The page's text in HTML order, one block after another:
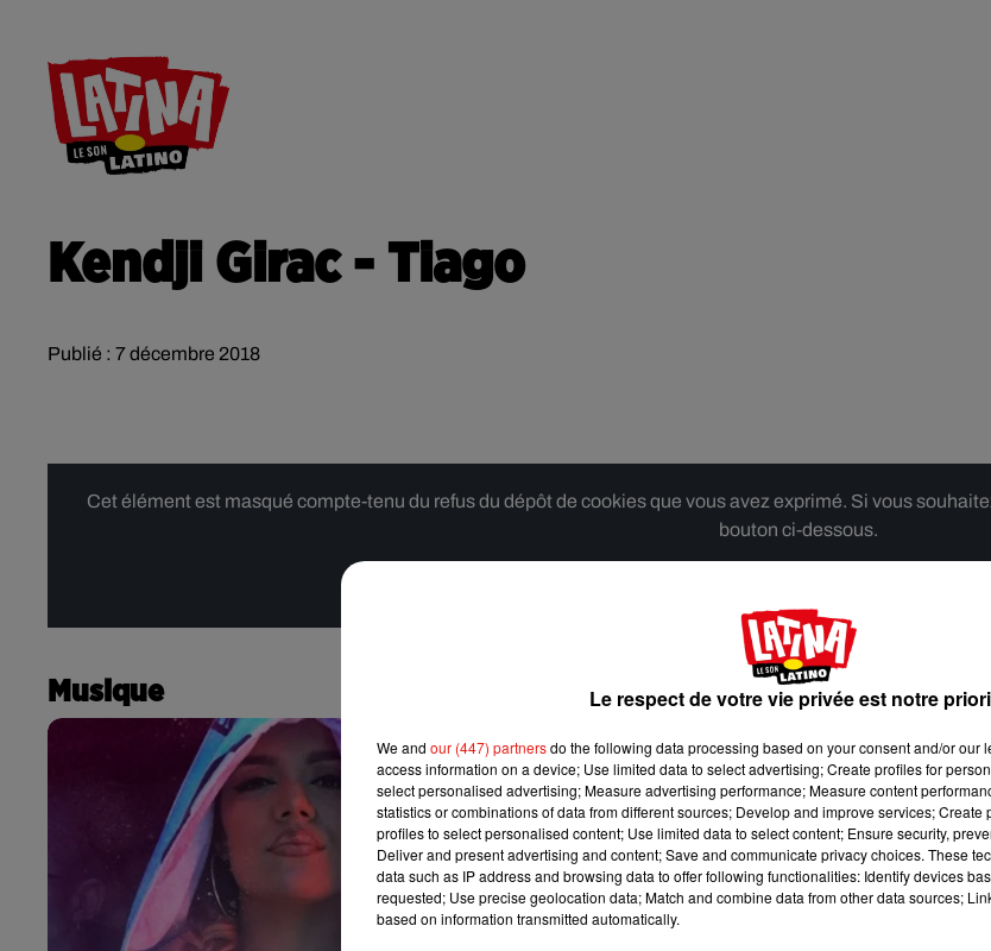
Kendji Girac - Tiago
Publié : 7 décembre 2018
Cet élément est masqué compte-tenu du refus du dépôt de cookies que vous avez exprimé. Si vous
bouton ci-dessous.
Musique Le respect de votre vie privée est notre
We and our (447) partnersdo the following data processing based on your consent and/or our
access information on a device; Use limited data to select advertising; Create profiles for
select personalised advertising; Measure advertising performance; Measure content
statistics or combinations of data from different sources; Develop and improve services;
profiles to select personalised content; Use limited data to select content; Ensure security,
Deliver and present advertising and content; Save and communicate privacy choices. These
data such as IP address and browsing data to offer following functionalities: Identify devices
requested; Use precise geolocation data; Match and combine data from other data sources;
based on information transmitted automatically.